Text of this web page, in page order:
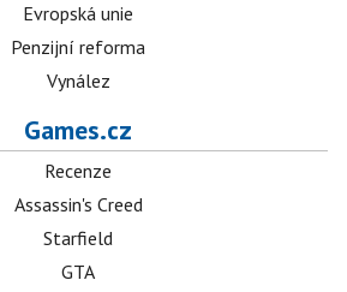
Evropská unie
Penzijní reforma
Vynález
Games.cz
Recenze
Assassin's Creed
Starfield
GTA